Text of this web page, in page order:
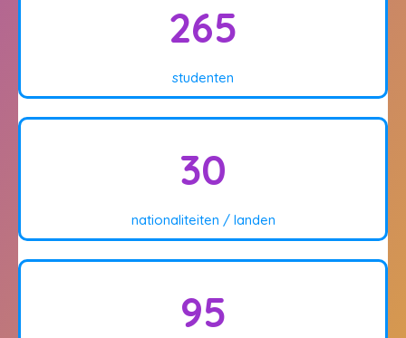
265
studenten
30
nationaliteiten / landen
95